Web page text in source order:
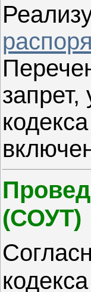
(СОУТ)